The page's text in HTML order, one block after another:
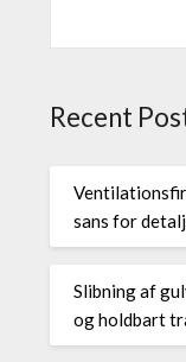
Recent
sans for
Slibning af
og holdbart